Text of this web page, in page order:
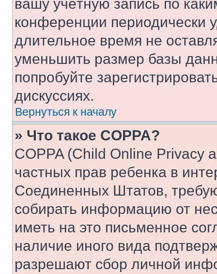
вашу учётную запись по
конференции периодически
длительное время не
уменьшить размер базы
попробуйте
дискуссиях.
Вернуться к началу
» Что такое COPPA?
COPPA (Child Online Privacy
частных прав ребенка в
Соединенных Штатов,
собирать информацию от
иметь на это письменное
наличие иного вида
разрешают сбор личной